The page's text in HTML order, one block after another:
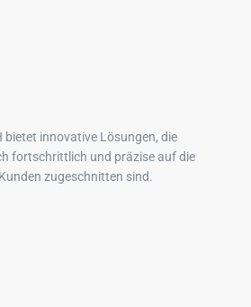
bietet innovative Lösungen, die
fortschrittlich und präzise auf die
zugeschnitten sind.